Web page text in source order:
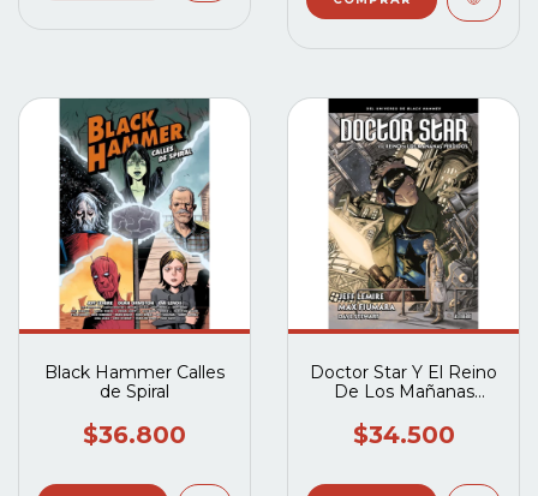
Black Hammer Calles
de Spiral
$36.800
Doctor Star Y El Reino
De Los Mañanas
$34.500